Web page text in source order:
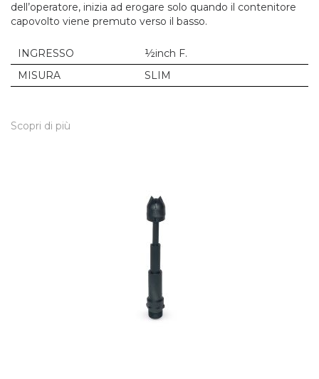
dell’operatore, inizia ad erogare solo quando il contenitore
capovolto viene premuto verso il basso.
INGRESSO
½inch F.
MISURA
SLIM
Scopri di più